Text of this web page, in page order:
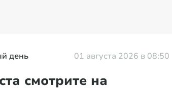
день 01 августа 2026 в 08:50
смотрите на